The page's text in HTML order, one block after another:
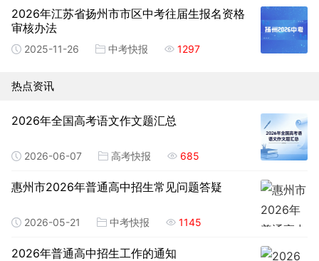
2026年江苏省扬州市市区中考往届生报名资格
审核办法
2025-11-26 中考快报 1297
热点资讯
2026年全国高考语文作文题汇总
2026-06-07 高考快报 685
惠州市2026年普通高中招生常见问题答疑
2026-05-21 中考快报 1145
2026年普通高中招生工作的通知